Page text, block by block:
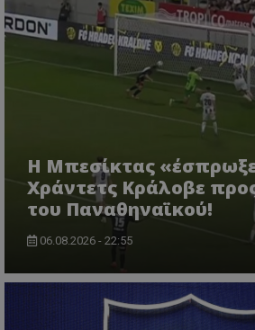
Η Μπεσίκτας
Χράντετς Κράλοβε
του Παναθηναϊκού!
06.08.2026 - 22:55